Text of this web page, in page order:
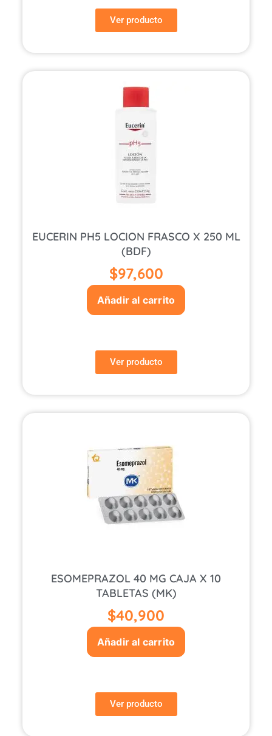
Ver producto
EUCERIN PH5 LOCION FRASCO X 250 ML
(BDF)
$97,600
Añadir al carrito
Ver producto
ESOMEPRAZOL 40 MG CAJA X 10
TABLETAS (MK)
$40,900
Añadir al carrito
Ver producto